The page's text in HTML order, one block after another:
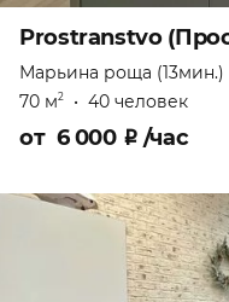
Prostranstvo
Марьина роща (13мин.)
70 м2 • 40 человек
от 6 000 ₽ /час